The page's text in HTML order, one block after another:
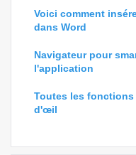
Voici comment
dans Word
Navigateur pour
l'application
Toutes les
d'œil